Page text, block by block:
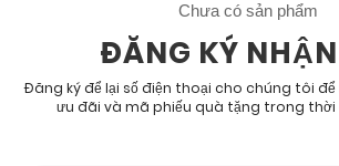
Chưa có sản phẩm
ĐĂNG KÝ
Đăng ký để lại số điện thoại cho chúng tôi
ưu đãi và mã phiếu quà tặng trong thời